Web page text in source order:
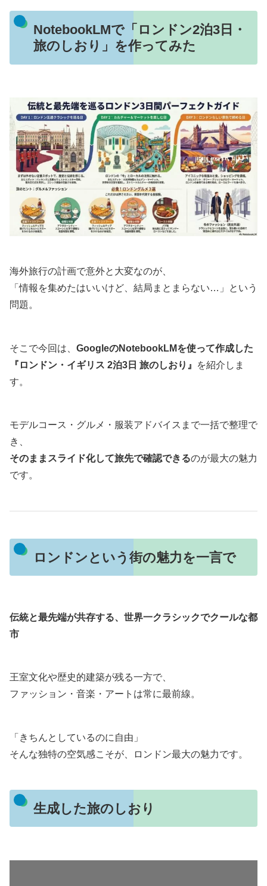
NotebookLMで「ロンドン2泊3日・
旅のしおり」を作ってみた
海外旅行の計画で意外と大変なのが、
「情報を集めたはいいけど、結局まとまらない…」という
問題。
そこで今回は、 GoogleのNotebookLMを使って作成した
『ロンドン・イギリス 2泊3日 旅のしおり』
を紹介しま
す。
モデルコース・グルメ・服装アドバイスまで一括で整理で
き、
そのままスライド化して旅先で確認できるのが最大の魅力
です。
ロンドンという街の魅力を一言で
伝統と最先端が共存する、世界一クラシックでクールな都
市
王室文化や歴史的建築が残る一方で、
ファッション・音楽・アートは常に最前線。
「きちんとしているのに自由」
そんな独特の空気感こそが、ロンドン最大の魅力です。
生成した旅のしおり